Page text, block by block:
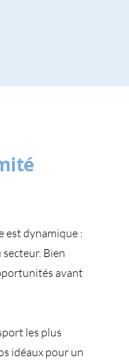
est dynamique :
Bien
avant
les plus
idéaux pour un